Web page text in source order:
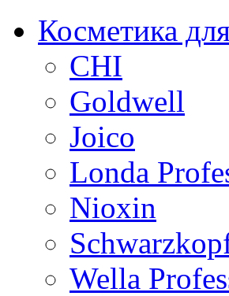
Косметика
CHI
Goldwell
Joico
Londa
Nioxin
Wella